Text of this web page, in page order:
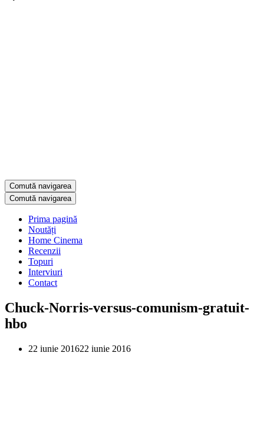
Comută navigarea
Comută navigarea
Prima pagină
Noutăți
Home Cinema
Recenzii
Topuri
Interviuri
Contact
Chuck-Norris-versus-comunism-gratuit-
hbo
22 iunie 201622 iunie 2016